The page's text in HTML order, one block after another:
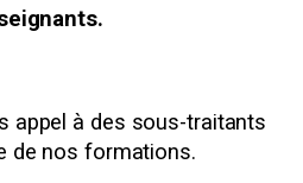
appel à des sous-traitants
de nos formations.